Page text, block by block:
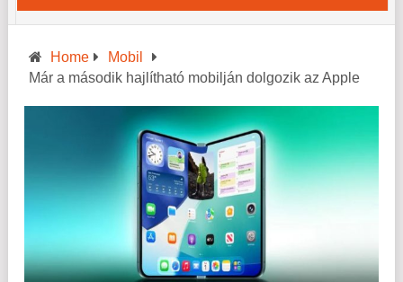
Home
Mobil
Már a második hajlítható mobilján dolgozik az Apple